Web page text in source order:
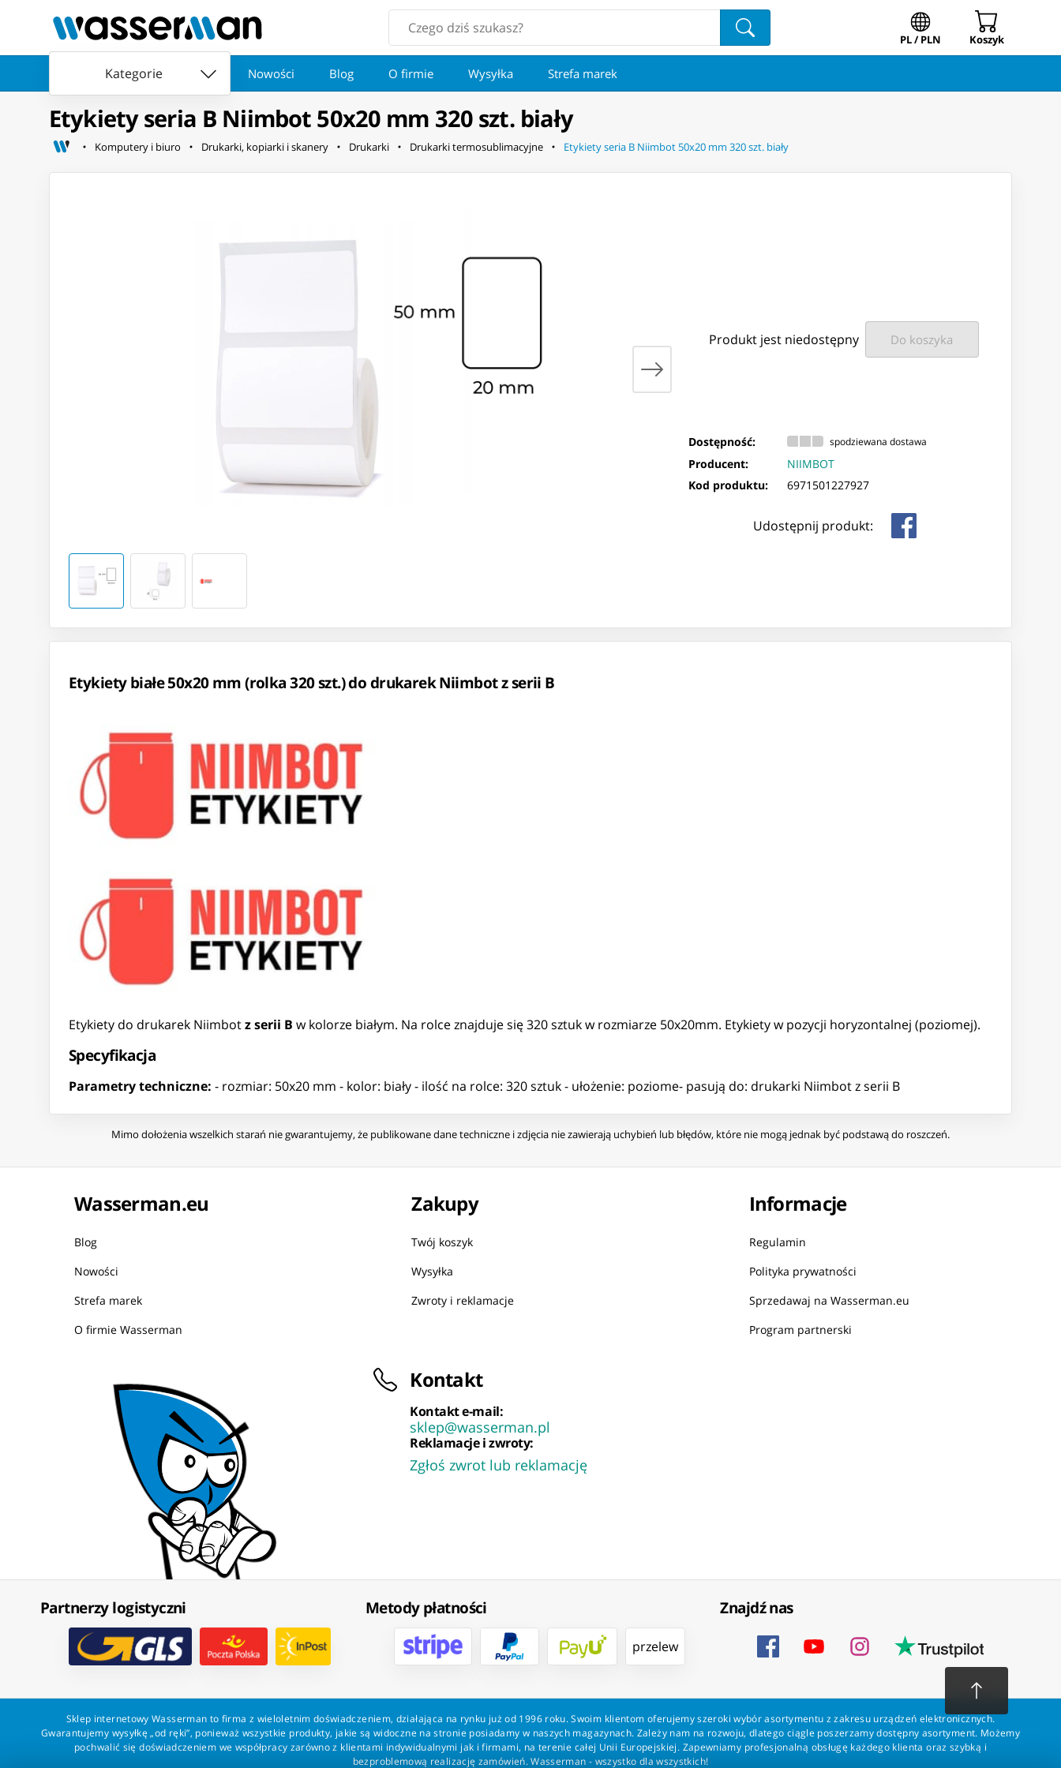
PL / PLN Koszyk
Kategorie Nowości Blog O firmie Wysyłka Strefa marek
Etykiety seria B Niimbot 50x20 mm 320 szt. biały
Komputery i biuro Drukarki, kopiarki i skanery Drukarki Drukarki termosublimacyjne Etykiety seria B Niimbot 50x20 mm 320 szt. biały
Produkt jest niedostępny Do koszyka
Dostępność: spodziewana dostawa
Producent:
NIIMBOT
Kod produktu:
6971501227927
Udostępnij produkt:
Etykiety białe 50x20 mm (rolka 320 szt.) do drukarek Niimbot z serii B
Etykiety do drukarek Niimbotz serii B w kolorze białym. Na rolce znajduje się 320 sztuk w rozmiarze 50x20mm. Etykiety w pozycji horyzontalnej (poziomej).
Specyfikacja
Parametry techniczne: - rozmiar: 50x20 mm - kolor: biały - ilość na rolce: 320 sztuk - ułożenie: poziome- pasują do: drukarki Niimbot z serii B
Mimo dołożenia wszelkich starań nie gwarantujemy, że publikowane dane techniczne i zdjęcia nie zawierają uchybień lub błędów, które nie mogą jednak być podstawą do roszczeń.
Wasserman.eu
Blog
Nowości
Strefa marek
O firmie Wasserman
Zakupy
Twój koszyk
Wysyłka
Zwroty i reklamacje
Informacje
Regulamin
Polityka prywatności
Sprzedawaj na Wasserman.eu
Program partnerski
Kontakt
Kontakt e-mail:
sklep@wasserman.pl
Reklamacje i zwroty:
Zgłoś zwrot lub reklamację
Partnerzy logistyczni Metody płatności
przelew
Znajdź nas
Sklep internetowy Wasserman to firma z wieloletnim doświadczeniem, działająca na rynku już od 1996 roku. Swoim klientom oferujemy szeroki wybór asortymentu z zakresu urządzeń elektronicznych.
Gwarantujemy wysyłkę „od ręki”, ponieważ wszystkie produkty, jakie są widoczne na stronie posiadamy w naszych magazynach. Zależy nam na rozwoju, dlatego ciągle poszerzamy dostępny asortyment. Możemy
pochwalić się doświadczeniem we współpracy zarówno z klientami indywidualnymi jak i firmami, na terenie całej Unii Europejskiej. Zapewniamy profesjonalną obsługę każdego klienta oraz szybką i
bezproblemową realizację zamówień. Wasserman - wszystko dla wszystkich!